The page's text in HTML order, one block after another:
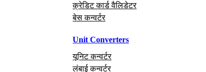
क्रेडिट कार्ड वैलिडेटर
बेस कन्वर्टर
Unit Converters
यूनिट कन्वर्टर
लंबाई कन्वर्टर